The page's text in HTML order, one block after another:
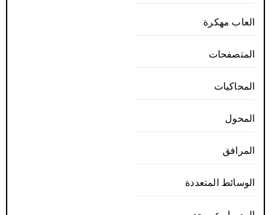
العاب مهكرة
المتصفحات
المحاكيات
المحول
المرافق
الوسائط المتعددة